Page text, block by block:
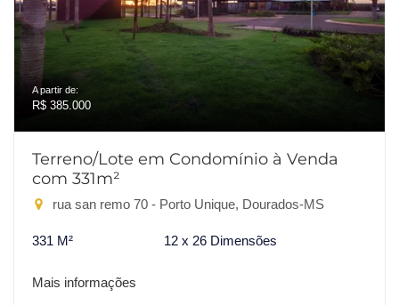
A partir de:
R$ 385.000
Terreno/Lote em Condomínio à Venda
com 331m²
rua san remo 70 - Porto Unique, Dourados-MS
331 M² 12 x 26 Dimensões
Mais informações